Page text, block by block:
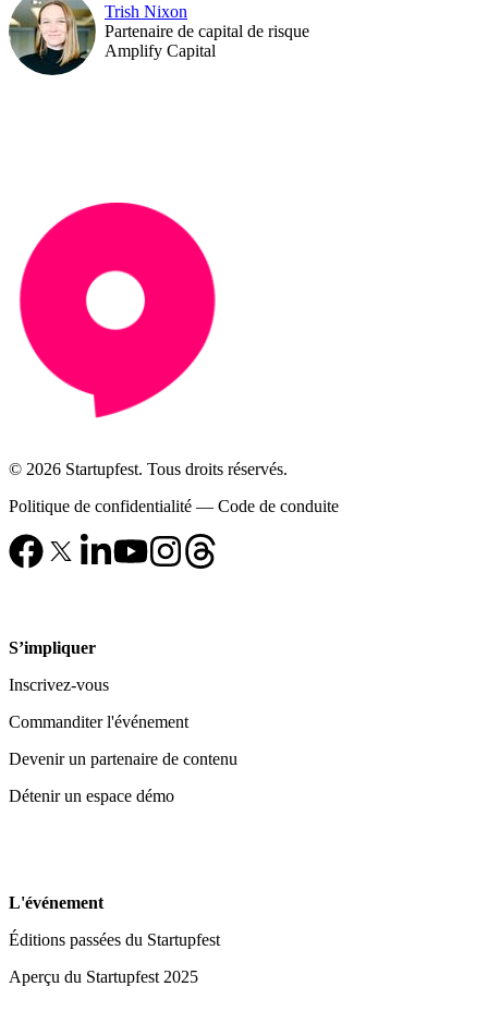
Trish Nixon
Partenaire de capital de risque
Amplify Capital
© 2026 Startupfest. Tous droits réservés.
Politique de confidentialité — Code de conduite
S’impliquer
Inscrivez-vous
Commanditer l'événement
Devenir un partenaire de contenu
Détenir un espace démo
L'événement
Éditions passées du Startupfest
Aperçu du Startupfest 2025